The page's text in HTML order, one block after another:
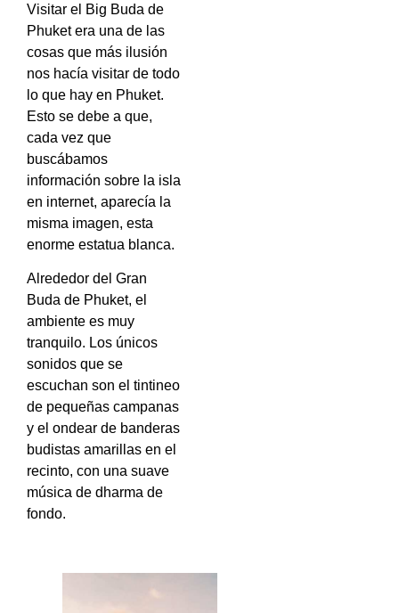
Visitar el Big Buda de
Phuket era una de las
cosas que más ilusión
nos hacía visitar de todo
lo que hay en Phuket.
Esto se debe a que,
cada vez que
buscábamos
información sobre la isla
en internet, aparecía la
misma imagen, esta
enorme estatua blanca.
Alrededor del Gran
Buda de Phuket, el
ambiente es muy
tranquilo. Los únicos
sonidos que se
escuchan son el tintineo
de pequeñas campanas
y el ondear de banderas
budistas amarillas en el
recinto, con una suave
música de dharma de
fondo.